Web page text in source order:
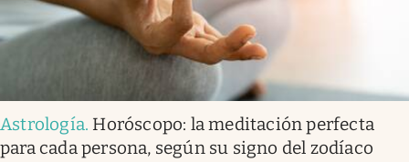
Astrología. Horóscopo: la meditación perfecta
para cada persona, según su signo del zodíaco